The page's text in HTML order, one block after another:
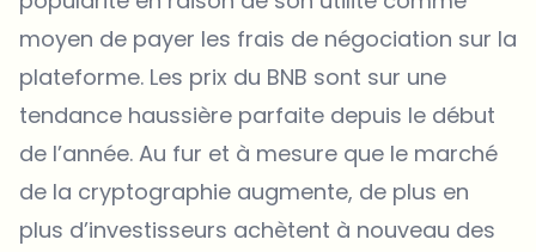
moyen de payer les frais de négociation sur la
plateforme. Les prix du BNB sont sur une
tendance haussière parfaite depuis le début
de l’année. Au fur et à mesure que le marché
de la cryptographie augmente, de plus en
plus d’investisseurs achètent à nouveau des